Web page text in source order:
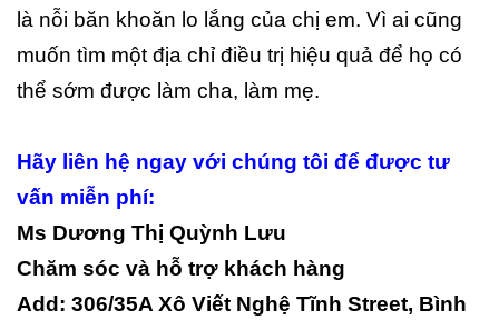
là nỗi băn khoăn lo lắng của chị em. Vì ai cũng
muốn tìm một địa chỉ điều trị hiệu quả để họ có
thể sớm được làm cha, làm mẹ.
Hãy liên hệ ngay với chúng tôi để được tư
vấn miễn phí:
Ms Dương Thị Quỳnh Lưu
Chăm sóc và hỗ trợ khách hàng
Add: 306/35A Xô Viết Nghệ Tĩnh Street, Bình